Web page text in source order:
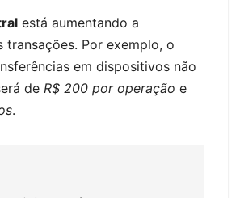
está aumentando a
transações. Por exemplo, o
em dispositivos não
de R$ 200 por operação e
.